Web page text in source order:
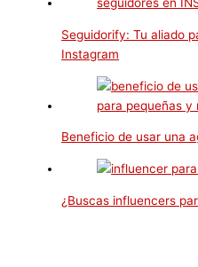
Seguidorify: Tu aliado
Instagram
Beneficio de usar una
¿Buscas influencers